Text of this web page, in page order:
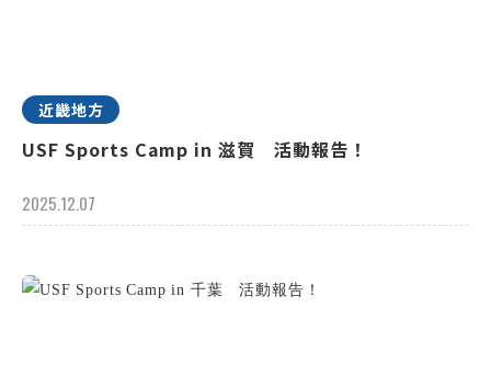
近畿地方
USF Sports Camp in 滋賀 活動報告！
2025.12.07